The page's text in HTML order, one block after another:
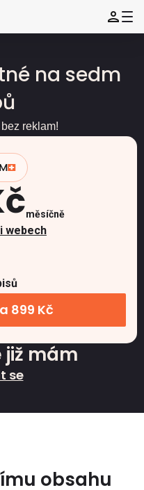
na sedm
reklam!
měsíčně
webech
899 Kč
mám
se
obsahu